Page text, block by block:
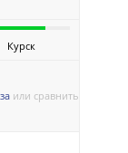
Курск
или сравнить